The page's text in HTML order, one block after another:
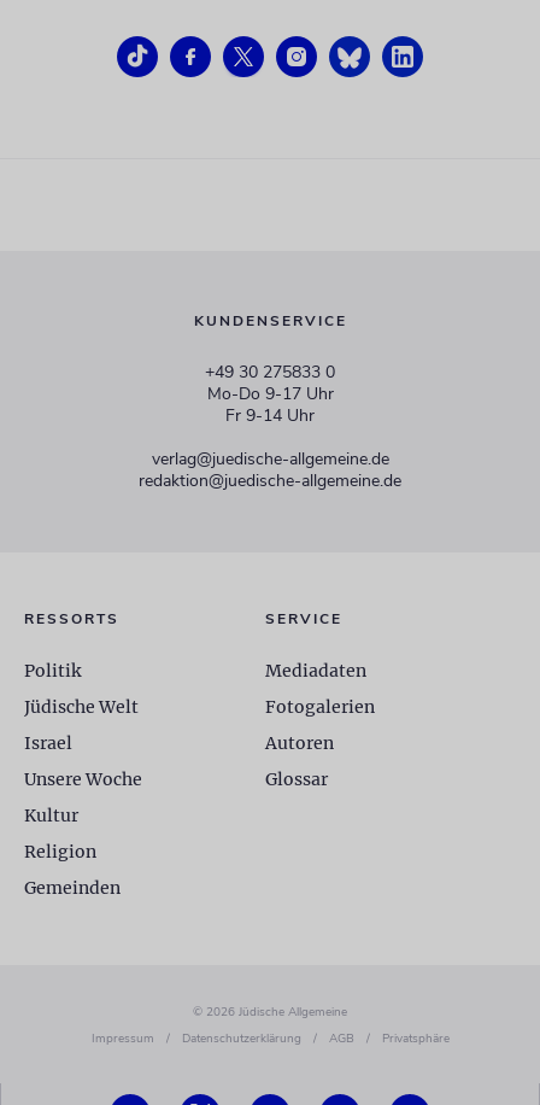
KUNDENSERVICE
+49 30 275833 0
Mo-Do 9-17 Uhr
Fr 9-14 Uhr
verlag@juedische-allgemeine.de
redaktion@juedische-allgemeine.de
RESSORTS
Politik
Jüdische Welt
Israel
Unsere Woche
Kultur
Religion
Gemeinden
SERVICE
Mediadaten
Fotogalerien
Autoren
Glossar
© 2026 Jüdische Allgemeine
Impressum
/ Datenschutzerklärung / AGB / Privatsphäre